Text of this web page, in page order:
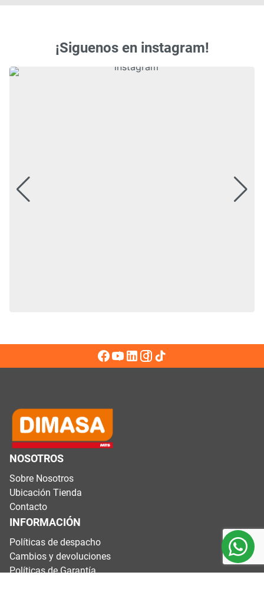
¡Siguenos en instagram!
NOSOTROS
Sobre Nosotros
Ubicación Tienda
Contacto
INFORMACIÓN
Políticas de despacho
Cambios y devoluciones
Políticas de Garantía